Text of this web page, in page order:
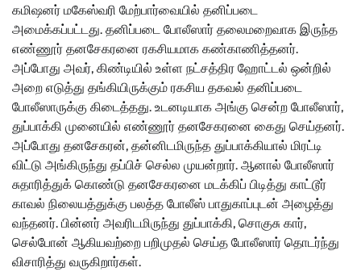
கமிஷனர் மகேஸ்வரி மேற்பார்வையில் தனிப்படை
அமைக்கப்பட்டது. தனிப்படை போலீஸார் தலைமறைவாக இருந்த
எண்ணூர் தனசேகரனை ரகசியமாக கண்காணித்தனர்.
அப்போது அவர், கிண்டியில் உள்ள நட்சத்திர ஹோட்டல் ஒன்றில்
அறை எடுத்து தங்கியிருக்கும் ரகசிய தகவல் தனிப்படை
போலீஸாருக்கு கிடைத்தது. உடனடியாக அங்கு சென்ற போலீஸார்,
துப்பாக்கி முனையில் எண்ணூர் தனசேகரனை கைது செய்தனர்.
அப்போது தனசேகரன், தன்னிடமிருந்த துப்பாக்கியால் மிரட்டி
விட்டு அங்கிருந்து தப்பிச் செல்ல முயன்றார். ஆனால் போலீஸார்
சுதாரித்துக் கொண்டு தனசேகரனை மடக்கிப் பிடித்து காட்டூர்
காவல் நிலையத்துக்கு பலத்த போலீஸ் பாதுகாப்புடன் அழைத்து
வந்தனர். பின்னர் அவரிடமிருந்து துப்பாக்கி, சொகுசு கார்,
செல்போன் ஆகியவற்றை பறிமுதல் செய்த போலீஸார் தொடர்ந்து
விசாரித்து வருகிறார்கள்.